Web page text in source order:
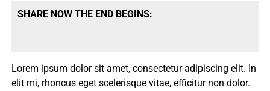
SHARE NOW THE END BEGINS:
Lorem ipsum dolor sit amet, consectetur adipiscing elit. In
elit mi, rhoncus eget scelerisque vitae, efficitur non dolor.